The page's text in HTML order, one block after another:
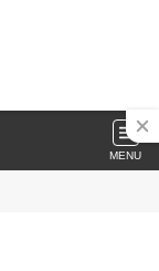
MENU